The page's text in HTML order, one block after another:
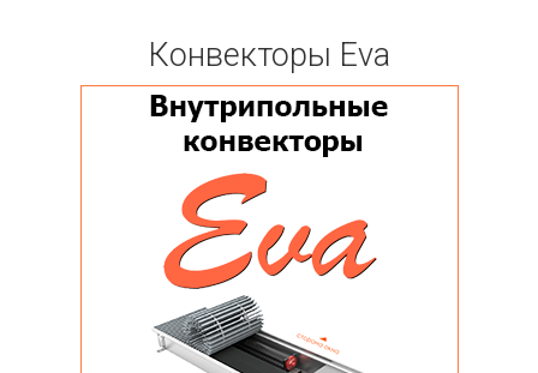
Конвекторы Eva